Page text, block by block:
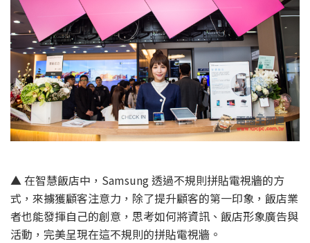
▲ 在智慧飯店中，Samsung 透過不規則拼貼電視牆的方
式，來擄獲顧客注意力，除了提升顧客的第一印象，飯店業
者也能發揮自己的創意，思考如何將資訊、飯店形象廣告與
活動，完美呈現在這不規則的拼貼電視牆。